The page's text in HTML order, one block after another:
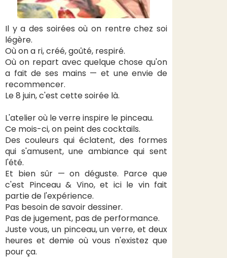
Il y a des soirées où on rentre chez soi
légère.
Où on a ri, créé, goûté, respiré.
Où on repart avec quelque chose qu'on
a fait de ses mains — et une envie de
recommencer.
Le 8 juin, c'est cette soirée là.
L'atelier où le verre inspire le pinceau.
Ce mois-ci, on peint des cocktails.
Des couleurs qui éclatent, des formes
qui s'amusent, une ambiance qui sent
l'été.
Et bien sûr — on déguste. Parce que
c'est Pinceau & Vino, et ici le vin fait
partie de l'expérience.
Pas besoin de savoir dessiner.
Pas de jugement, pas de performance.
Juste vous, un pinceau, un verre, et deux
heures et demie où vous n'existez que
pour ça.